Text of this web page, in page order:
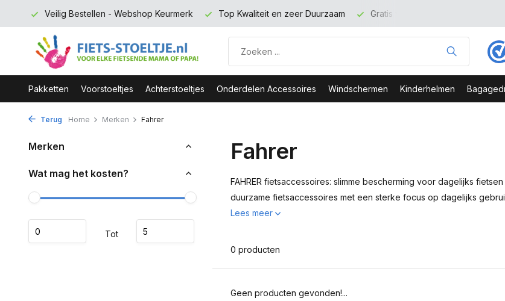
Veilig Bestellen - Webshop Keurmerk Top Kwaliteit en zeer Duurzaam Gratis verzending binnen NL
Pakketten Voorstoeltjes Achterstoeltjes Onderdelen Accessoires Windschermen Kinderhelmen
Terug Home Merken Fahrer
Merken
Wat mag het kosten?
Tot
Fahrer
FAHRER fietsaccessoires: slimme bescherming voor dagelijks
duurzame fietsaccessoires met een sterke focus op dagelijks
Lees meer
0 producten
Geen producten gevonden!...